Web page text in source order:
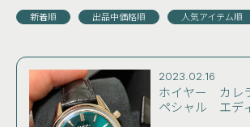
新着順 出品中価格順 人気アイテム順
2023.02.16
ホイヤー カレラ グリーン
ペシャル エデ
AUDEMARS PIGUET BREITLING
CARTIER CASIO CHOPARD
FRANCK MULLER CITIZEN
FREDERIQUE CONSTANT